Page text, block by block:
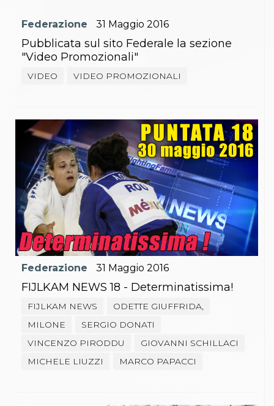
Federazione 31 Maggio 2016
Pubblicata sul sito Federale la sezione
"Video Promozionali"
VIDEO VIDEO PROMOZIONALI
Federazione 31 Maggio 2016
FIJLKAM NEWS 18 - Determinatissima!
FIJLKAM NEWS
ODETTE GIUFFRIDA,
MILONE
SERGIO DONATI
VINCENZO PIRODDU
GIOVANNI SCHILLACI
MICHELE LIUZZI
MARCO PAPACCI